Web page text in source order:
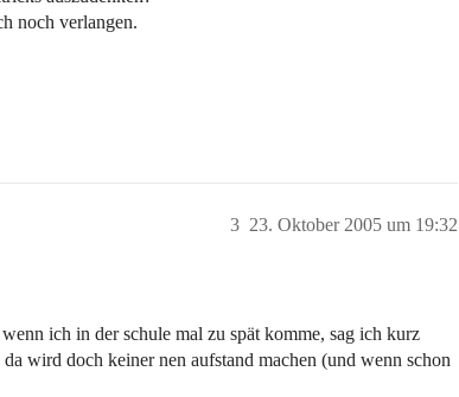
noch verlangen.
23. Oktober 2005 um 19:32
3
ich in der schule mal zu spät komme, sag ich kurz
wird doch keiner nen aufstand machen (und wenn schon